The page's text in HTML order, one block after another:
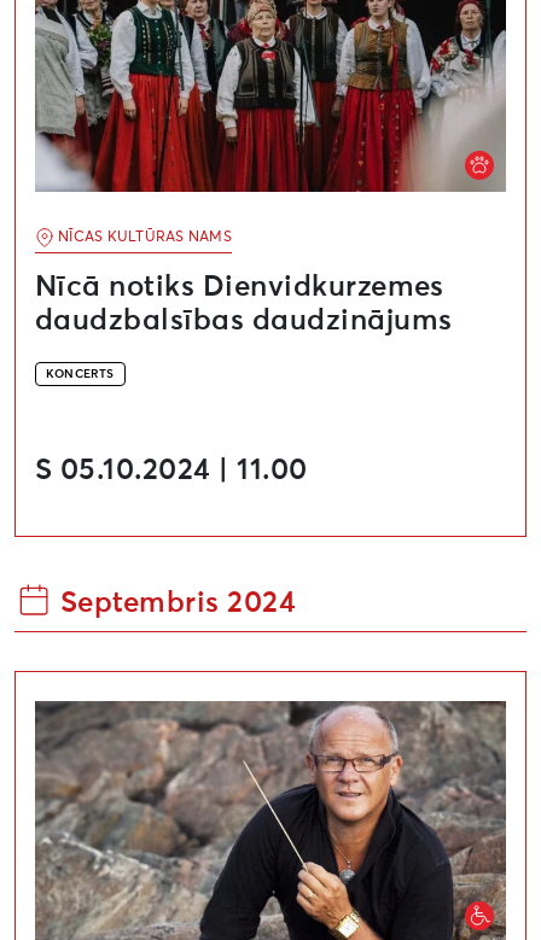
NĪCAS KULTŪRAS NAMS
Nīcā notiks Dienvidkurzemes
daudzbalsības daudzinājums
KONCERTS
S 05.10.2024 | 11.00
Septembris 2024